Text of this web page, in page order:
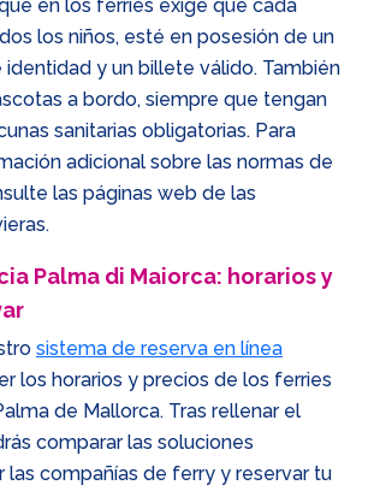
en los ferries exige que cada
los niños, esté en posesión de un
y un billete válido. También
a bordo, siempre que tengan
sanitarias obligatorias. Para
adicional sobre las normas de
las páginas web de las
Palma di Maiorca: horarios y
sistema de reserva en línea
los horarios y precios de los ferries
de Mallorca. Tras rellenar el
comparar las soluciones
las compañías de ferry y reservar tu